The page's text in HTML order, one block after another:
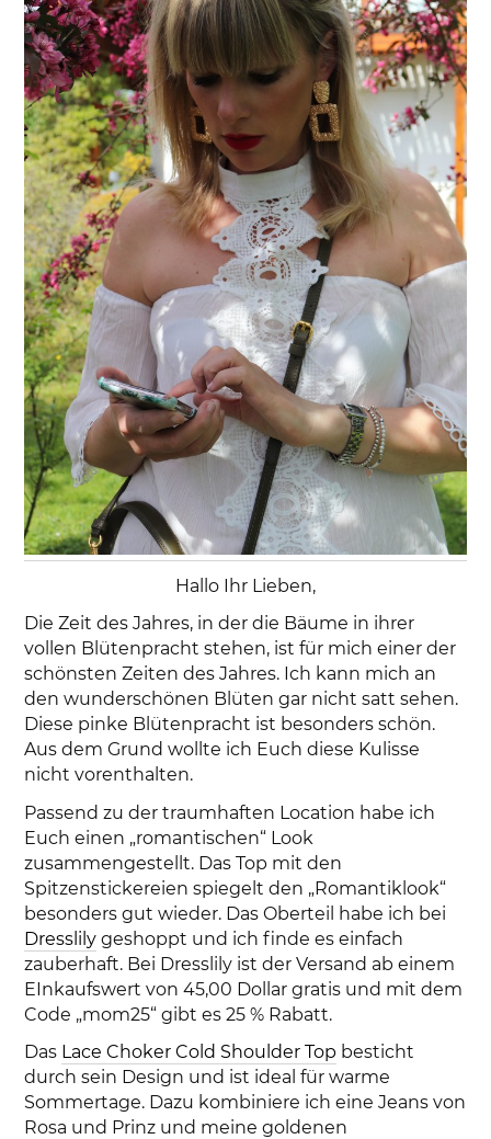
Hallo Ihr Lieben,
Die Zeit des Jahres, in der die Bäume in ihrer
vollen Blütenpracht stehen, ist für mich einer der
schönsten Zeiten des Jahres. Ich kann mich an
den wunderschönen Blüten gar nicht satt sehen.
Diese pinke Blütenpracht ist besonders schön.
Aus dem Grund wollte ich Euch diese Kulisse
nicht vorenthalten.
Passend zu der traumhaften Location habe ich
Euch einen „romantischen“ Look
zusammengestellt. Das Top mit den
Spitzenstickereien spiegelt den „Romantiklook“
besonders gut wieder. Das Oberteil habe ich bei
Dresslily geshoppt und ich finde es einfach
zauberhaft. Bei Dresslily ist der Versand ab einem
EInkaufswert von 45,00 Dollar gratis und mit dem
Code „mom25“ gibt es 25 % Rabatt.
Das Lace Choker Cold Shoulder Top besticht
durch sein Design und ist ideal für warme
Sommertage. Dazu kombiniere ich eine Jeans von
Rosa und Prinz und meine goldenen